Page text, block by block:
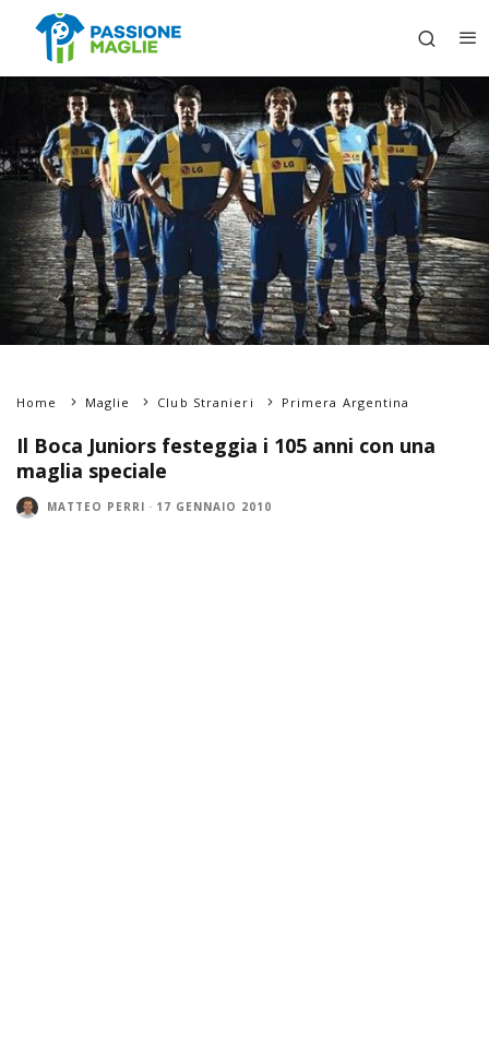
Home Maglie Club Stranieri Primera Argentina
Il Boca Juniors festeggia i 105 anni con una
maglia speciale
MATTEO PERRI · 17 GENNAIO 2010